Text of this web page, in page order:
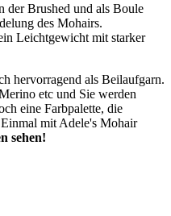
der Brushed und als Boule
des Mohairs.
Leichtgewicht mit starker
hervorragend als Beilaufgarn.
etc und Sie werden
eine Farbpalette, die
mit Adele's Mohair
sehen!